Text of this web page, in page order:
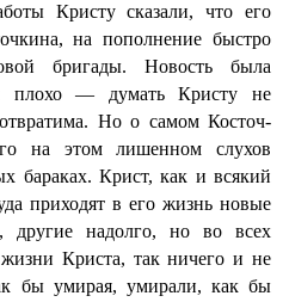
Кристу сказали, что его
на пополнение быстро
бригады. Новость была
плохо — думать Кристу не
Но о самом Косточ-
на этом лишенном слухов
бараках. Крист, как и всякий
приходят в его жизнь новые
надолго, но во всех
Криста, так ничего и не
бы умирая, умирали, как бы